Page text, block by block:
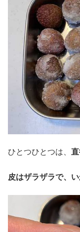
ひとつひとつは、
皮はザラザラで、